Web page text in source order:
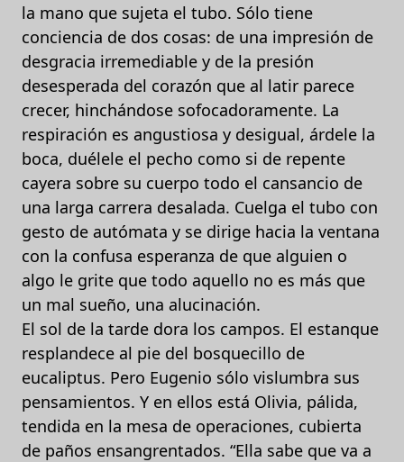
la mano que sujeta el tubo. Sólo tiene
conciencia de dos cosas: de una impresión de
desgracia irremediable y de la presión
desesperada del corazón que al latir parece
crecer, hinchándose sofocadoramente. La
respiración es angustiosa y desigual, árdele la
boca, duélele el pecho como si de repente
cayera sobre su cuerpo todo el cansancio de
una larga carrera desalada. Cuelga el tubo con
gesto de autómata y se dirige hacia la ventana
con la confusa esperanza de que alguien o
algo le grite que todo aquello no es más que
un mal sueño, una alucinación.
El sol de la tarde dora los campos. El estanque
resplandece al pie del bosquecillo de
eucaliptus. Pero Eugenio sólo vislumbra sus
pensamientos. Y en ellos está Olivia, pálida,
tendida en la mesa de operaciones, cubierta
de paños ensangrentados. “Ella sabe que va a